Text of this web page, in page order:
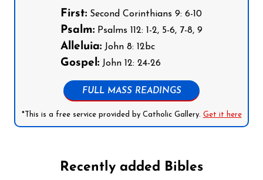
First: Second Corinthians 9: 6-10
Psalm: Psalms 112: 1-2, 5-6, 7-8, 9
Alleluia: John 8: 12bc
Gospel: John 12: 24-26
FULL MASS READINGS
*This is a free service provided by Catholic Gallery. Get it here
Recently added Bibles